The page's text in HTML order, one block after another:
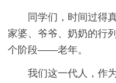
同学们，时间过得
家婆、爷爷、奶奶的行
个阶段——老年。
我们这一代人，作